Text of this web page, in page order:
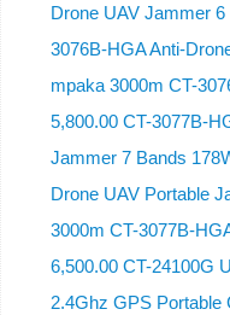
Drone UAV Jammer
3076B-HGA Anti-
mpaka 3000m CT-
5,800.00 CT-3077B-
Jammer 7 Bands
Drone UAV Portable
3000m CT-3077B-
6,500.00 CT-24100G
2.4Ghz GPS Portable